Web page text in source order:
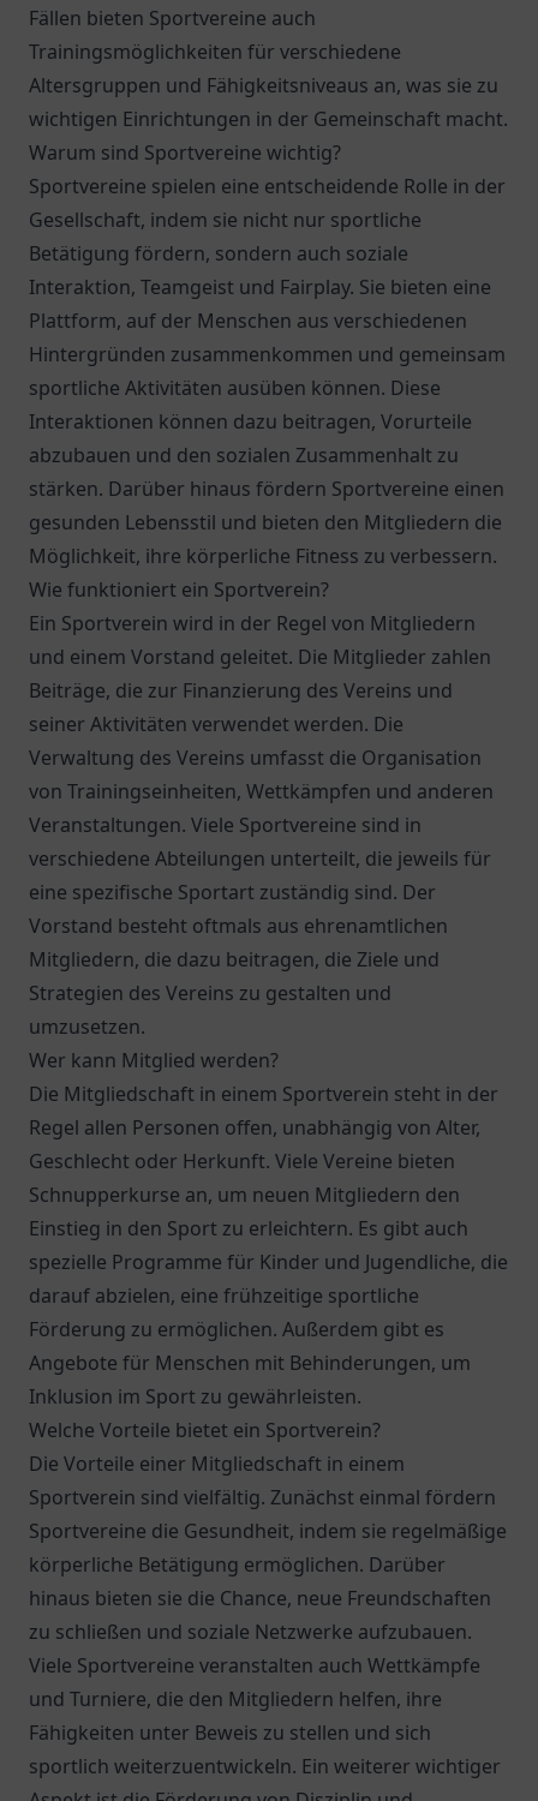
Fällen bieten Sportvereine auch
Trainingsmöglichkeiten für verschiedene
Altersgruppen und Fähigkeitsniveaus an, was sie zu
wichtigen Einrichtungen in der Gemeinschaft macht.
Warum sind Sportvereine wichtig?
Sportvereine spielen eine entscheidende Rolle in der
Gesellschaft, indem sie nicht nur sportliche
Betätigung fördern, sondern auch soziale
Interaktion, Teamgeist und Fairplay. Sie bieten eine
Plattform, auf der Menschen aus verschiedenen
Hintergründen zusammenkommen und gemeinsam
sportliche Aktivitäten ausüben können. Diese
Interaktionen können dazu beitragen, Vorurteile
abzubauen und den sozialen Zusammenhalt zu
stärken. Darüber hinaus fördern Sportvereine einen
gesunden Lebensstil und bieten den Mitgliedern die
Möglichkeit, ihre körperliche Fitness zu verbessern.
Wie funktioniert ein Sportverein?
Ein Sportverein wird in der Regel von Mitgliedern
und einem Vorstand geleitet. Die Mitglieder zahlen
Beiträge, die zur Finanzierung des Vereins und
seiner Aktivitäten verwendet werden. Die
Verwaltung des Vereins umfasst die Organisation
von Trainingseinheiten, Wettkämpfen und anderen
Veranstaltungen. Viele Sportvereine sind in
verschiedene Abteilungen unterteilt, die jeweils für
eine spezifische Sportart zuständig sind. Der
Vorstand besteht oftmals aus ehrenamtlichen
Mitgliedern, die dazu beitragen, die Ziele und
Strategien des Vereins zu gestalten und
umzusetzen.
Wer kann Mitglied werden?
Die Mitgliedschaft in einem Sportverein steht in der
Regel allen Personen offen, unabhängig von Alter,
Geschlecht oder Herkunft. Viele Vereine bieten
Schnupperkurse an, um neuen Mitgliedern den
Einstieg in den Sport zu erleichtern. Es gibt auch
spezielle Programme für Kinder und Jugendliche, die
darauf abzielen, eine frühzeitige sportliche
Förderung zu ermöglichen. Außerdem gibt es
Angebote für Menschen mit Behinderungen, um
Inklusion im Sport zu gewährleisten.
Welche Vorteile bietet ein Sportverein?
Die Vorteile einer Mitgliedschaft in einem
Sportverein sind vielfältig. Zunächst einmal fördern
Sportvereine die Gesundheit, indem sie regelmäßige
körperliche Betätigung ermöglichen. Darüber
hinaus bieten sie die Chance, neue Freundschaften
zu schließen und soziale Netzwerke aufzubauen.
Viele Sportvereine veranstalten auch Wettkämpfe
und Turniere, die den Mitgliedern helfen, ihre
Fähigkeiten unter Beweis zu stellen und sich
sportlich weiterzuentwickeln. Ein weiterer wichtiger